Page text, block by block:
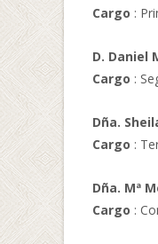
Cargo :
D. Daniel
Cargo :
Dña.
Cargo :
Dña. Mª
Cargo :